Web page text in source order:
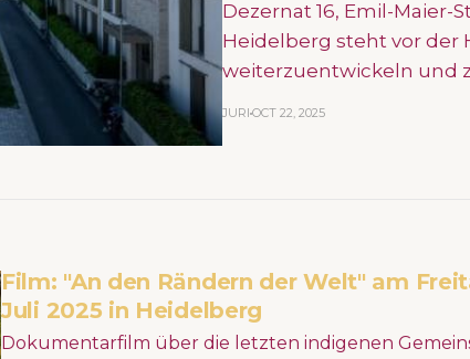
Dezernat 16, Emil-Maier-
Heidelberg steht vor der
weiterzuentwickeln und
JURI OCT 22, 2025
Film: "An den Rändern der Welt" am
Juli 2025 in Heidelberg
Dokumentarfilm über die letzten indigenen